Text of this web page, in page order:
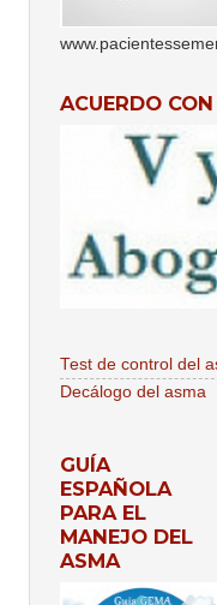
ACUERDO
Test de control del
Decálogo del asma
GUÍA
ESPAÑOLA
PARA EL
MANEJO DEL
ASMA